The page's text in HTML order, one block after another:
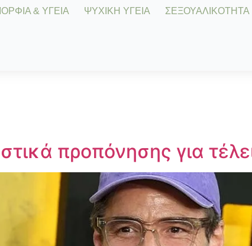
& ΥΓΕΙΑ ΨΥΧΙΚΗ ΥΓΕΙΑ ΣΕΞΟΥΑΛΙΚΟΤΗΤΑ
προπόνησης για